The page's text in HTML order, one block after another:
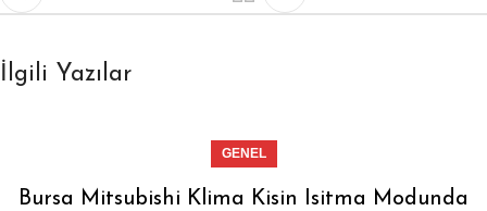
İlgili Yazılar
GENEL
Bursa Mitsubishi Klima Kisin Isitma Modunda